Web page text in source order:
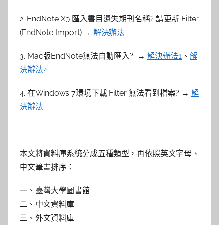
2. EndNote X9 匯入書目遺失期刊名稱? 請更新 Filter
(EndNote Import) → 解決辦法
3. Mac版EndNote無法自動匯入? → 解決辦法1 、 解
決辦法2
4. 在Windows 7環境下載 Filter 無法看到檔案? → 解
決辦法
本文將資料庫系統分成五種類型，再依照英文字母、
中文筆畫排序：
一、臺灣大學圖書館
二、中文資料庫
三、外文資料庫